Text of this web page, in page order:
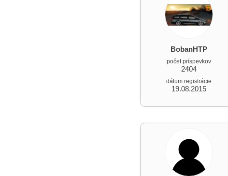
BobanHTP
počet príspevkov
2404
dátum registrácie
19.08.2015